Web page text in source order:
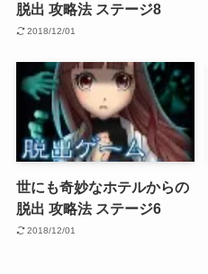
脱出 攻略法 ステージ8
2018/12/01
世にも奇妙なホテルからの
脱出 攻略法 ステージ6
2018/12/01